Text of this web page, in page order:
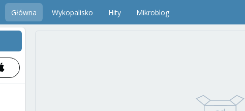
Główna Wykopalisko Hity Mikroblog